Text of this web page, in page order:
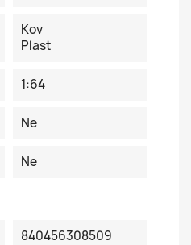
Kov
Plast
1:64
Ne
Ne
840456308509